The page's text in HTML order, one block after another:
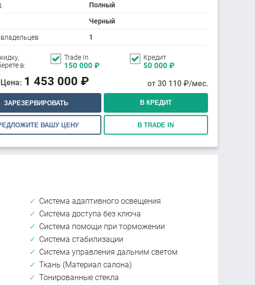
Полный
Черный
1
в:
Trade In
150 000 ₽
Кредит
50 000 ₽
Цена: 1 453 000 ₽ от 30 110₽/мес.
ЗАРЕЗЕРВИРОВАТЬ В КРЕДИТ
ВАШУ ЦЕНУ В TRADE IN
Система адаптивного освещения
Система доступа без ключа
Система помощи при торможении
Система стабилизации
Система управления дальним светом
Ткань (Материал салона)
Тонированные стекла